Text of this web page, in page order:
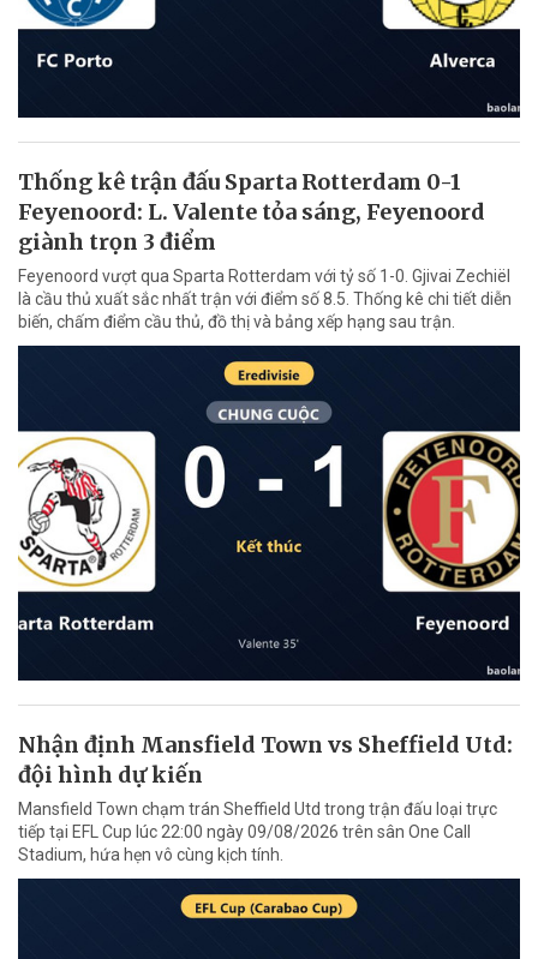
Thống kê trận đấu Sparta Rotterdam 0-1
Feyenoord: L. Valente tỏa sáng, Feyenoord
giành trọn 3 điểm
Feyenoord vượt qua Sparta Rotterdam với tỷ số 1-0. Gjivai Zechiël
là cầu thủ xuất sắc nhất trận với điểm số 8.5. Thống kê chi tiết diễn
biến, chấm điểm cầu thủ, đồ thị và bảng xếp hạng sau trận.
Nhận định Mansfield Town vs Sheffield Utd:
đội hình dự kiến
Mansfield Town chạm trán Sheffield Utd trong trận đấu loại trực
tiếp tại EFL Cup lúc 22:00 ngày 09/08/2026 trên sân One Call
Stadium, hứa hẹn vô cùng kịch tính.